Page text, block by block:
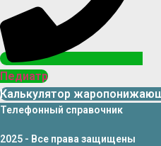
Педиатр
Калькулятор
Телефонный справочник
2025 - Все права защищены